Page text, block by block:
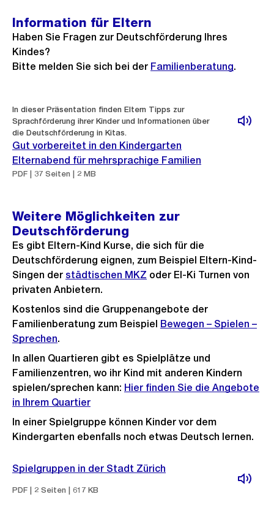
Information für Eltern
Haben Sie Fragen zur Deutschförderung Ihres
Kindes?
Bitte melden Sie sich bei der Familienberatung.
In dieser Präsentation finden Eltern Tipps zur
Sprachförderung ihrer Kinder und Informationen über
die Deutschförderung in Kitas.
Gut vorbereitet in den Kindergarten
Elternabend für mehrsprachige Familien
PDF | 37 Seiten | 2 MB
Weitere Möglichkeiten zur
Deutschförderung
Es gibt Eltern-Kind Kurse, die sich für die
Deutschförderung eignen, zum Beispiel Eltern-Kind-
Singen der städtischen MKZ oder El-Ki Turnen von
privaten Anbietern.
Kostenlos sind die Gruppenangebote der
Familienberatung zum Beispiel Bewegen – Spielen –
Sprechen.
In allen Quartieren gibt es Spielplätze und
Familienzentren, wo ihr Kind mit anderen Kindern
spielen/sprechen kann: Hier finden Sie die Angebote
in Ihrem Quartier
In einer Spielgruppe können Kinder vor dem
Kindergarten ebenfalls noch etwas Deutsch lernen.
Spielgruppen in der Stadt Zürich
PDF | 2 Seiten | 617 KB